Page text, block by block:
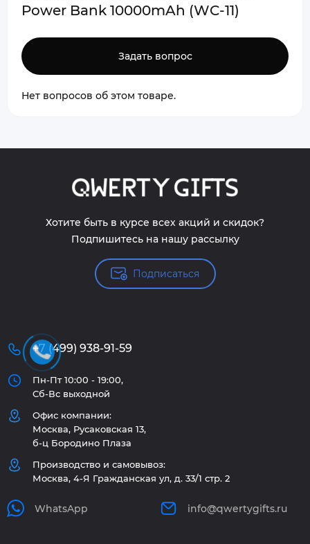
Power Bank 10000mAh (WC-11)
Задать вопрос
Нет вопросов об этом товаре.
Хотите быть в курсе всех акций и скидок?
Подпишитесь на нашу рассылку
Подписаться
+7 (499) 938-91-59
Пн-Пт 10:00 - 19:00,
Сб-Вс выходной
Офис компании:
Москва, Русаковская 13,
б-ц Бородино Плаза
Производство и самовывоз:
Москва, 4-Я Гражданская ул, д. 33/1 стр. 2
WhatsApp info@qwertygifts.ru